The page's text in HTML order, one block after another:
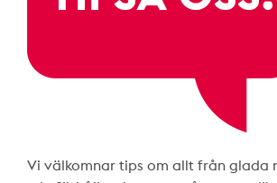
Vi välkomnar tips om allt från glada